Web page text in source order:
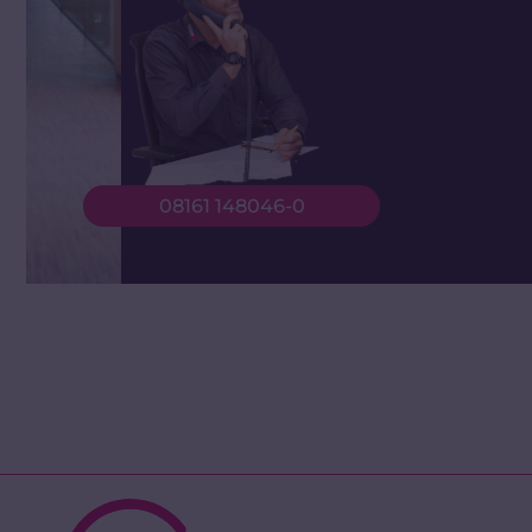
08161 148046-0